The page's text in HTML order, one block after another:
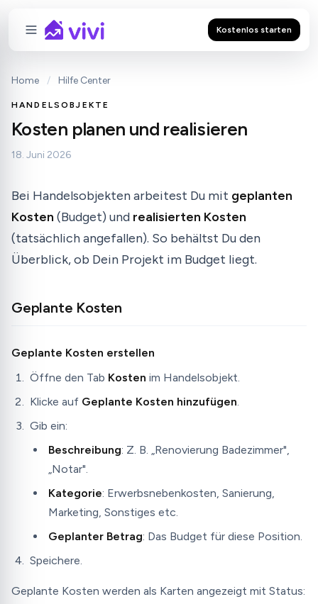
Kostenlos starten
Home / Hilfe Center
HANDELSOBJEKTE
Kosten planen und realisieren
18. Juni 2026
Bei Handelsobjekten arbeitest Du mit geplanten
Kosten (Budget) und realisierten Kosten
(tatsächlich angefallen). So behältst Du den
Überblick, ob Dein Projekt im Budget liegt.
Geplante Kosten
Geplante Kosten erstellen
Öffne den Tab Kosten im Handelsobjekt.
Klicke auf Geplante Kosten hinzufügen.
Gib ein:
Beschreibung: Z. B. „Renovierung Badezimmer",
„Notar".
Kategorie: Erwerbsnebenkosten, Sanierung,
Marketing, Sonstiges etc.
Geplanter Betrag: Das Budget für diese Position.
Speichere.
Geplante Kosten werden als Karten angezeigt mit Status: